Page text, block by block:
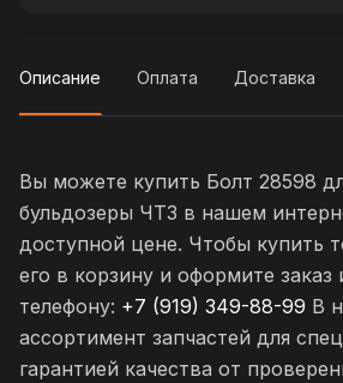
Описание Оплата Доставка
Вы можете купить Болт 28598
бульдозеры ЧТЗ в нашем
доступной цене. Чтобы купить
его в корзину и оформите заказ
телефону: +7 (919) 349-88-99 В
ассортимент запчастей для
гарантией качества от